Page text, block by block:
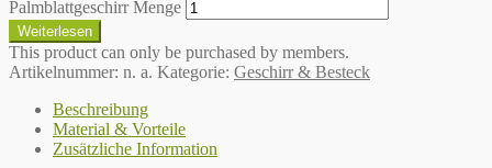
Palmblattgeschirr Menge
Weiterlesen
This product can only be purchased by members.
Artikelnummer: n. a. Kategorie: Geschirr & Besteck
Beschreibung
Material & Vorteile
Zusätzliche Information